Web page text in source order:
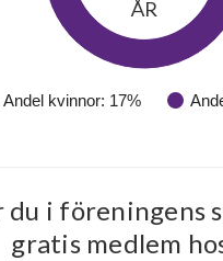
Andel kvinnor: 17%
ÅR
i föreningens
gratis medlem